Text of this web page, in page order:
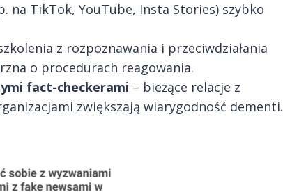
na TikTok, YouTube, Insta Stories) szybko
z rozpoznawania i przeciwdziałania
o procedurach reagowania.
fact-checkerami – bieżące relacje z
zwiększają wiarygodność dementi.